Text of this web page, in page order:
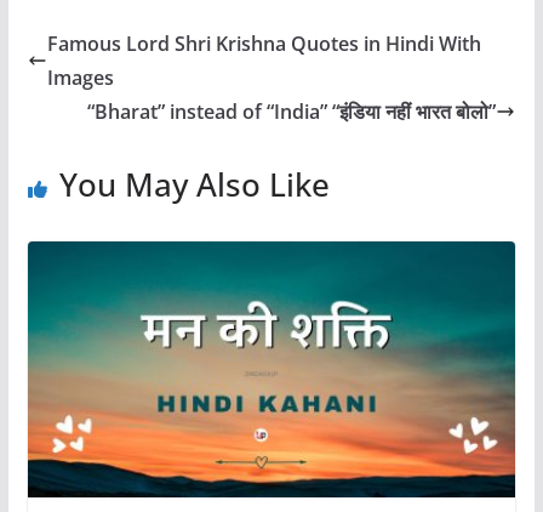
Famous Lord Shri Krishna Quotes in Hindi With
Images
“Bharat” instead of “India” “इंडिया नहीं भारत बोलो”
You May Also Like